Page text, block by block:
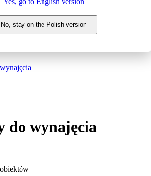
Yes, go to English version
No, stay on the Polish version
do wynajęcia